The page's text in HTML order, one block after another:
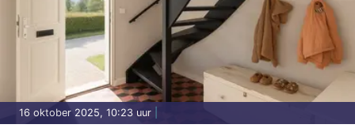
16 oktober 2025, 10:23 uur